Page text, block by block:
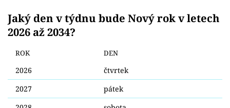
Jaký den v týdnu bude Nový rok v letech
2026 až 2034?
ROK DEN
2026
čtvrtek
2027
pátek